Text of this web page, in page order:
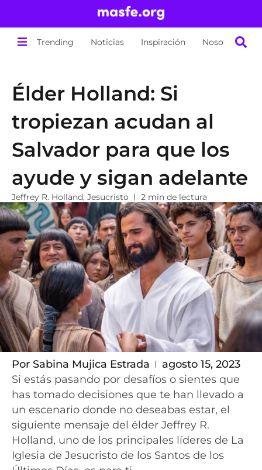
Trending Noticias Inspiración Nosotros
Élder Holland: Si
tropiezan acudan al
Salvador para que los
ayude y sigan adelante
Jeffrey R. Holland, Jesucristo 2 min de lectura
Por Sabina Mujica Estrada
agosto 15, 2023
Si estás pasando por desafíos o sientes que
has tomado decisiones que te han llevado a
un escenario donde no deseabas estar, el
siguiente mensaje del élder Jeffrey R.
Holland, uno de los principales líderes de La
Iglesia de Jesucristo de los Santos de los